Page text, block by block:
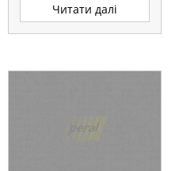
Читати далі